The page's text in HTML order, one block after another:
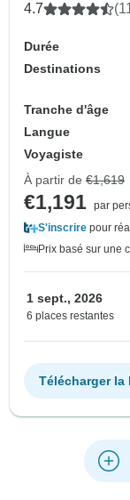
4.7
Durée
Destinations
Tranche d'âge
Langue
Voyagiste
À partir de €1,619
€1,191 par
S'inscrire pour
Prix basé sur une
1 sept., 2026
6 places restantes
Télécharger la